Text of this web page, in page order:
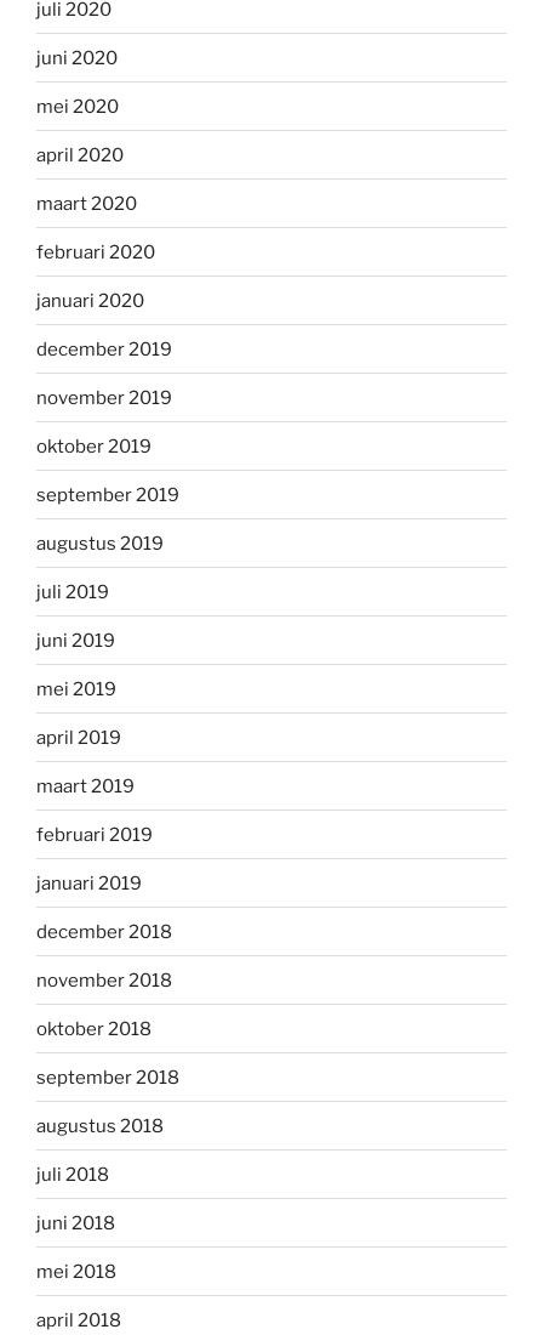
juli 2020
juni 2020
mei 2020
april 2020
maart 2020
februari 2020
januari 2020
december 2019
november 2019
oktober 2019
september 2019
augustus 2019
juli 2019
juni 2019
mei 2019
april 2019
maart 2019
februari 2019
januari 2019
december 2018
november 2018
oktober 2018
september 2018
augustus 2018
juli 2018
juni 2018
mei 2018
april 2018